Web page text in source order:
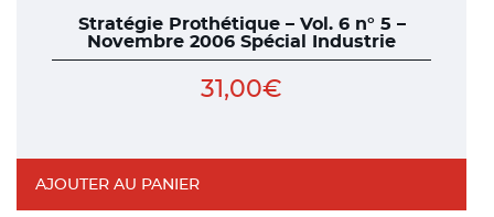
Stratégie Prothétique – Vol. 6 n° 5 –
Novembre 2006 Spécial Industrie
31,00€
AJOUTER AU PANIER